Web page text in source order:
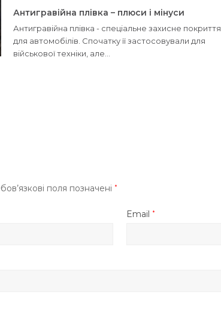
Антигравійна плівка – плюси і мінуси
Антигравійна плівка - спеціальне захисне покриття
для автомобілів. Спочатку її застосовували для
військової техніки, але…
поля позначені *
Email*